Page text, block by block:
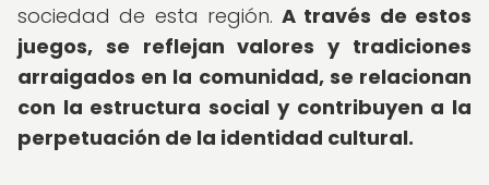
sociedad de esta región.A través de estos
juegos, se reflejan valores y tradiciones
arraigados en la comunidad, se relacionan
con la estructura social y contribuyen a la
perpetuación de la identidad cultural.